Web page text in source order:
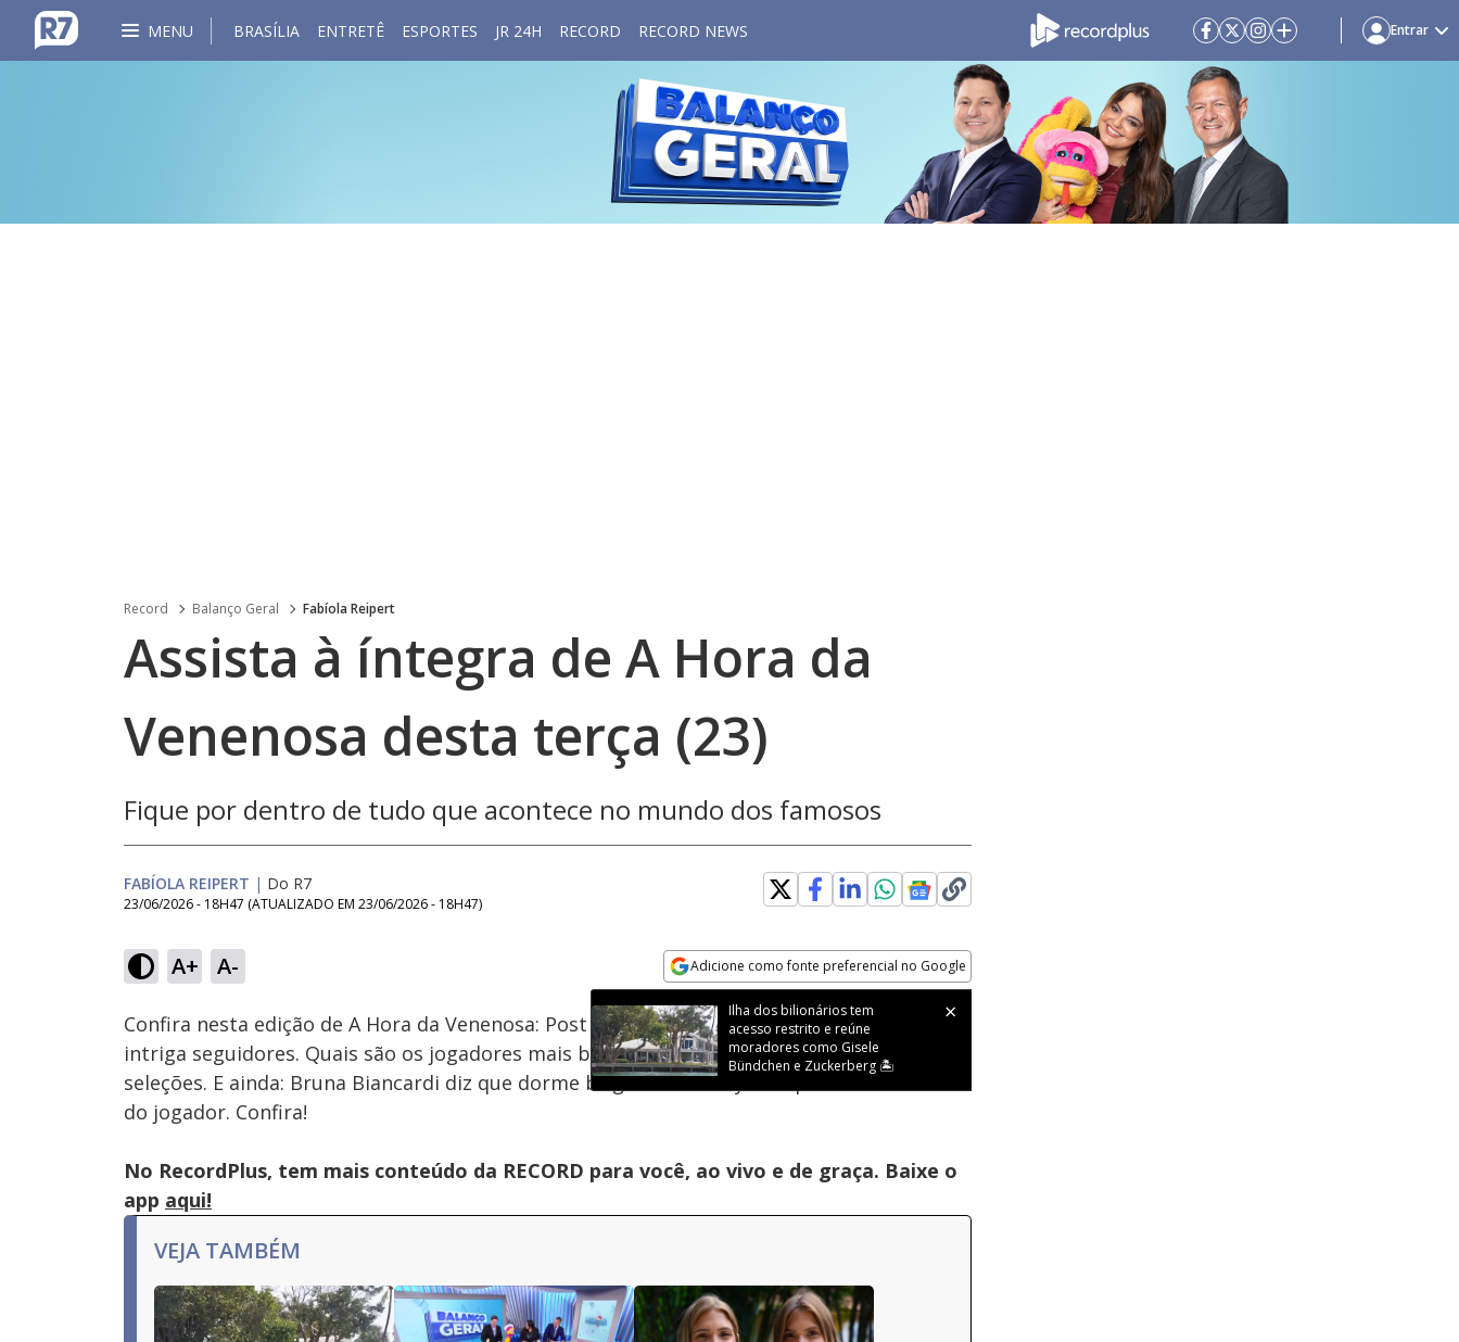
MENU BRASÍLIA ENTRETÊ ESPORTES JR 24H RECORD RECORD NEWS Entrar
Record Balanço Geral Fabíola Reipert
Assista à íntegra de A Hora da
Venenosa desta terça (23)
Fique por dentro de tudo que acontece no mundo dos famosos
FABÍOLA REIPERT | Do R7
23/06/2026 - 18H47 (ATUALIZADO EM 23/06/2026 - 18H47)
A+ A- Adicione como fonte preferencial no Google
Opens in new window
Ativar
Som
5.52%
Velocidade
Confira nesta edição de A Hora da Venenosa: Post misterioso de Marina Ruy Barbosa
intriga seguidores. Quais são os jogadores mais bonitos e que têm 'molho' entre as
seleções. E ainda: Bruna Biancardi diz que dorme brigada com Neymar quando discorda
do jogador. Confira!
No RecordPlus, tem mais conteúdo da RECORD para você, ao vivo e de graça. Baixe o
app aqui!
VEJA TAMBÉM